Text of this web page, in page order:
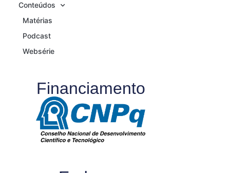
Conteúdos
Matérias
Podcast
Websérie
Financiamento